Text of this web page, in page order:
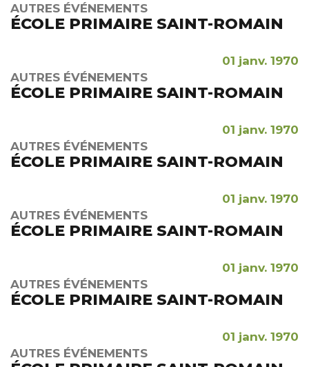
AUTRES ÉVÉNEMENTS
ÉCOLE PRIMAIRE SAINT-ROMAIN
01 janv. 1970
AUTRES ÉVÉNEMENTS
ÉCOLE PRIMAIRE SAINT-ROMAIN
01 janv. 1970
AUTRES ÉVÉNEMENTS
ÉCOLE PRIMAIRE SAINT-ROMAIN
01 janv. 1970
AUTRES ÉVÉNEMENTS
ÉCOLE PRIMAIRE SAINT-ROMAIN
01 janv. 1970
AUTRES ÉVÉNEMENTS
ÉCOLE PRIMAIRE SAINT-ROMAIN
01 janv. 1970
AUTRES ÉVÉNEMENTS